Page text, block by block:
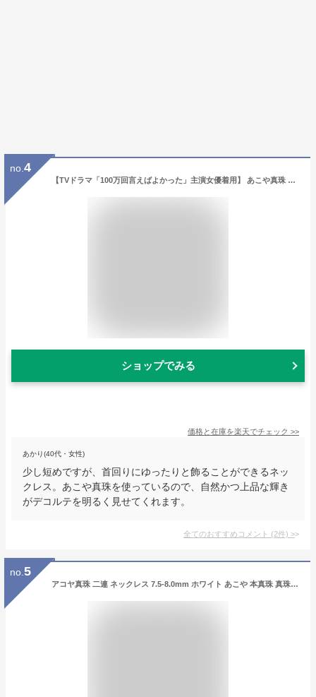
no. 4
【TVドラマ「100万回言えばよかった」主演女優着用】 あこや真珠 ネックレス 7.5-8.0mm 保証書付 アコヤ真珠 あこや アコヤ パール 真珠 本真珠 ホワイト ピアス イヤリング アクセサリー フォーマル 冠婚葬祭 結婚式 お葬式 お通夜 法事 入学式 卒業式 N775-4570 送料無料
ショップでみる
価格と在庫を楽天でチェック >>
あかり(40代・女性)
少し短めですが、首回りにゆったりと飾ることができるネッ
クレス。あこや真珠を使っているので、自然かつ上品な輝き
がデコルテを明るく見せてくれます。
全てのおすすめコメント (2件) >
no. 5
アコヤ真珠 二連 ネックレス 7.5-8.0mm ホワイト あこや 本真珠 真珠 あこや真珠 パール ギフト プレゼント フォーマル カジュアル 冠婚葬祭 パ